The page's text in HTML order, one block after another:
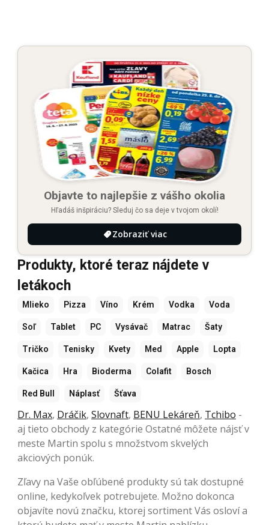
Objavte to najlepšie z vášho okolia
Hľadáš inšpiráciu? Sleduj čo sa deje v tvojom okolí!
Zobraziť viac
Produkty, ktoré teraz nájdete v
letákoch
Mlieko Pizza Víno Krém Vodka Voda
Soľ Tablet PC Vysávač Matrac Šaty
Tričko Tenisky Kvety Med Apple Lopta
Kačica Hra Bioderma Colafit Bosch
Red Bull Náplasť Šťava
Dr. Max, Dráčik, Slovnaft, BENU Lekáreň, Tchibo -
aj tieto obchody z kategórie Ostatné môžete nájsť v
meste Martin spolu s množstvom skvelých
akciových ponúk.
Zľavy na Vaše obľúbené produkty sú tak dostupné
online, kedykoľvek potrebujete. Možno dokonca
objavíte novú značku, ktorej sortiment Vás osloví a